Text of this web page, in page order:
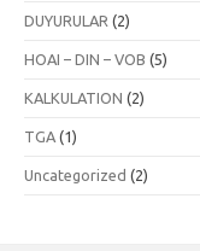
DUYURULAR (2)
HOAI – DIN – VOB (5)
KALKULATION (2)
TGA (1)
Uncategorized (2)